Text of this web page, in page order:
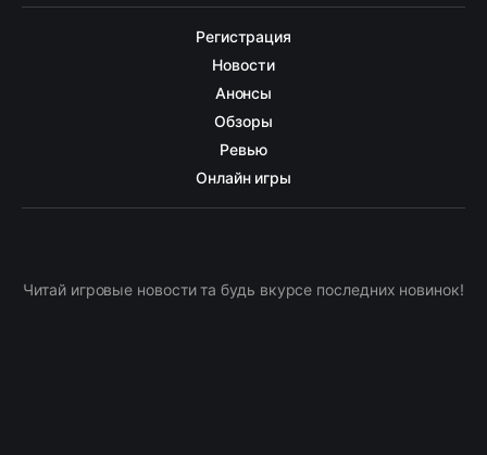
Регистрация
Новости
Анонсы
Обзоры
Ревью
Онлайн игры
Читай игровые новости та будь вкурсе последних новинок!